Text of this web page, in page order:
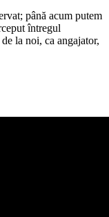
până acum putem
întregul
la noi, ca angajator,